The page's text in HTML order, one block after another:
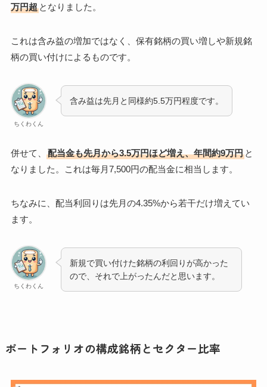
万円超となりました。
これは含み益の増加ではなく、保有銘柄の買い増しや新規銘
柄の買い付けによるものです。
ちくわくん
含み益は先月と同様約5.5万円程度です。
併せて、 配当金も先月から3.5万円ほど増え、年間約9万円と
なりました。これは毎月7,500円の配当金に相当します。
ちなみに、配当利回りは先月の4.35%から若干だけ増えてい
ます。
ちくわくん
新規で買い付けた銘柄の利回りが高かった
ので、それで上がったんだと思います。
ポートフォリオの構成銘柄とセクター比率